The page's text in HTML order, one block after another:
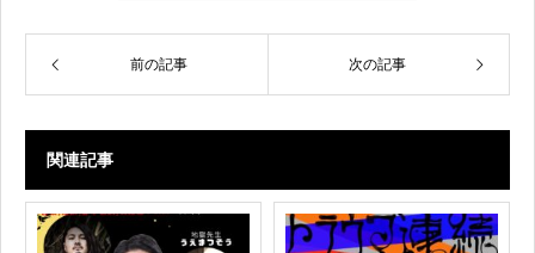
前の記事 次の記事
関連記事